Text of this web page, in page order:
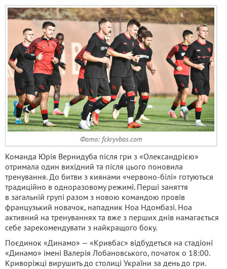
Фото: fckryvbas.com
Команда Юрія Вернидуба після гри з «Олександрією»
отримала один вихідний та після цього поновила
тренування. До битви з киянами «червоно-білі» готуються
традиційно в одноразовому режимі. Перші заняття
в загальній групі разом з новою командою провів
французький новачок, нападник Ноа Ндомбазі. Ноа
активний на тренуваннях та вже з перших днів намагається
себе зарекомендувати з найкращого боку.
Поєдинок «Динамо» — «Кривбас» відбудеться на стадіоні
«Динамо» імені Валерія Лобановського, початок о 18:00.
Криворіжці вирушить до столиці України за день до гри.